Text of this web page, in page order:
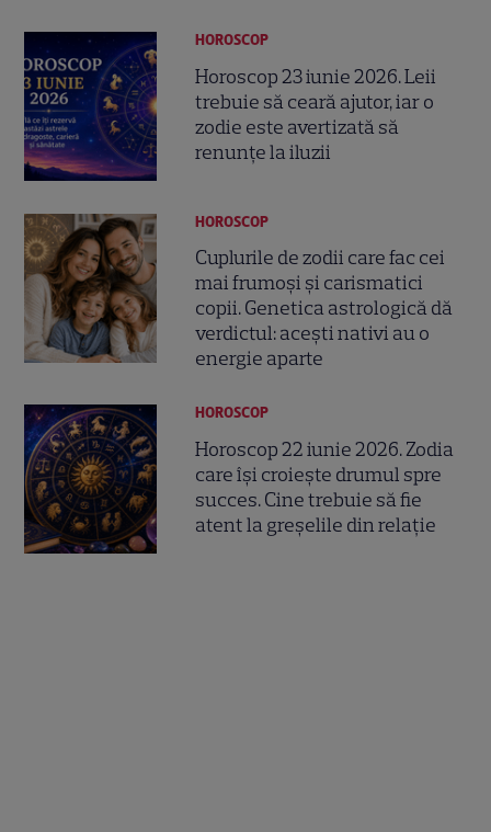
HOROSCOP
Horoscop 23 iunie 2026. Leii
trebuie să ceară ajutor, iar o
zodie este avertizată să
renunțe la iluzii
HOROSCOP
Cuplurile de zodii care fac cei
mai frumoși și carismatici
copii. Genetica astrologică dă
verdictul: acești nativi au o
energie aparte
HOROSCOP
Horoscop 22 iunie 2026. Zodia
care își croiește drumul spre
succes. Cine trebuie să fie
atent la greșelile din relație